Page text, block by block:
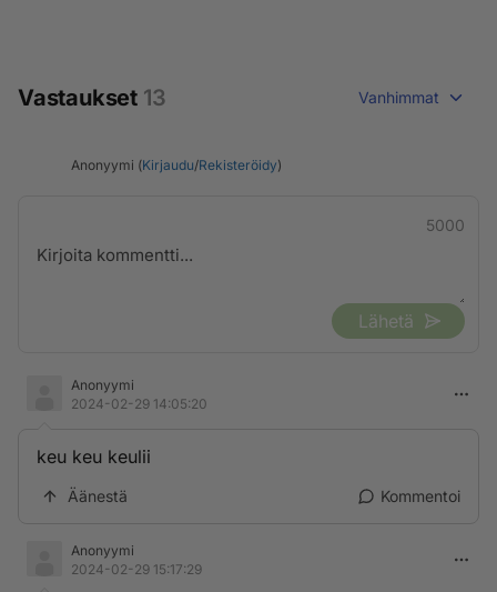
Vastaukset 13 Vanhimmat
Anonyymi (Kirjaudu/Rekisteröidy)
5000
Lähetä
Anonyymi
2024-02-29 14:05:20
keu keu keulii
Äänestä Kommentoi
Anonyymi
2024-02-29 15:17:29